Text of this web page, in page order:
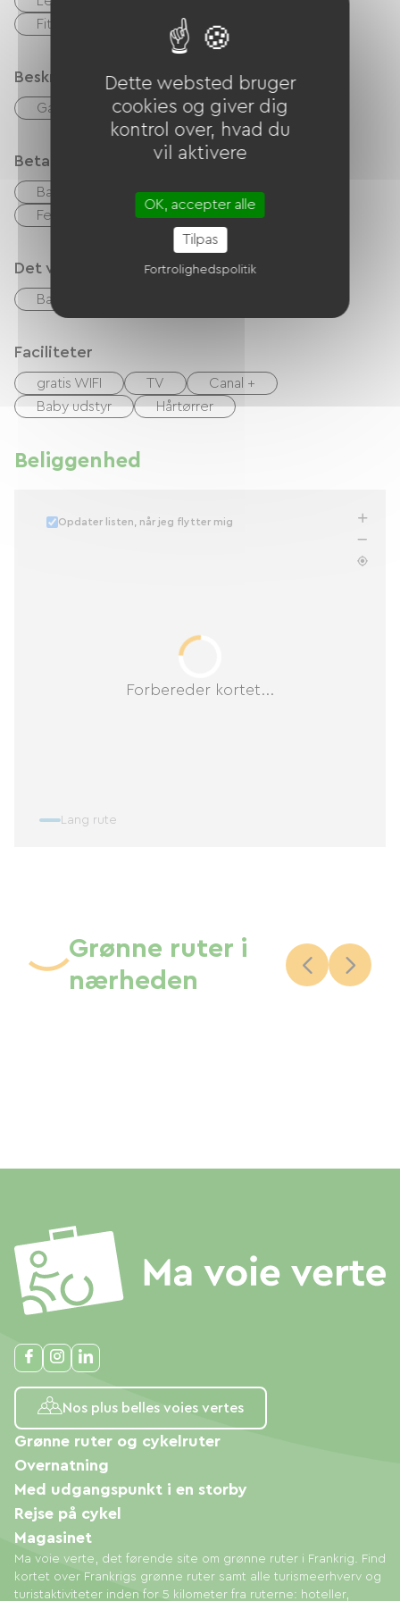
Fitness center
Beskrivelse
Garage
Betalingsmåder
Bank kort kontrol
Kontanter
Feriekuponer (ANCV)
Overførsel
Det vi er gode til
Bar
Faciliteter
gratis WIFI TV
Canal +
Baby udstyr
Hårtørrer
Beliggenhed
Forbereder kortet...
Opdater listen, når jeg flytter mig
Lang rute
Grønne ruter i
nærheden
Nos plus belles voies vertes
Ma voie verte, det førende site om grønne ruter i Frankrig. Find
kortet over Frankrigs grønne ruter samt alle turismeerhverv og
turistaktiviteter inden for 5 kilometer fra ruterne: hoteller,
Grønne ruter og cykelruter
Overnatning
Med udgangspunkt i en storby
Rejse på cykel
Magasinet
Dette websted bruger
cookies og giver dig
kontrol over, hvad du
vil aktivere
OK, accepter alle
Tilpas
Fortrolighedspolitik